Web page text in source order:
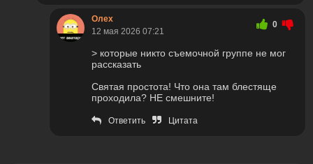
Олех
12 мая 2026 07:21
0
> которые никто съемочной группе не мог
рассказать
Святая простота! Что она там блестяще
проходила? НЕ смешните!
Ответить Цитата